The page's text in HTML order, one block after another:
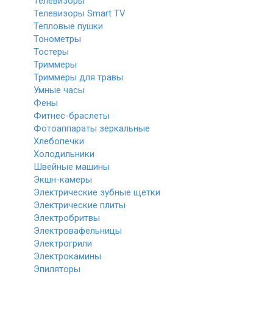
Телевизоры Smart TV
Тепловые пушки
Тонометры
Тостеры
Триммеры
Триммеры для травы
Умные часы
Фены
Фитнес-браслеты
Фотоаппараты зеркальные
Хлебопечки
Холодильники
Швейные машины
Экшн-камеры
Электрические зубные щетки
Электрические плиты
Электробритвы
Электровафельницы
Электрогрили
Электрокамины
Эпиляторы